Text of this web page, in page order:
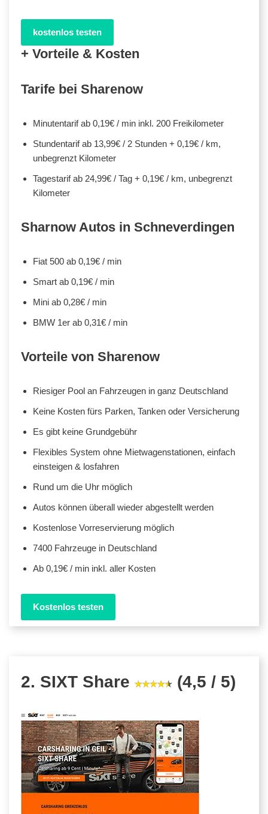
kostenlos testen
+ Vorteile & Kosten
Tarife bei Sharenow
Minutentarif ab 0,19€ / min inkl. 200 Freikilometer
Stundentarif ab 13,99€ / 2 Stunden + 0,19€ / km,
unbegrenzt Kilometer
Tagestarif ab 24,99€ / Tag + 0,19€ / km, unbegrenzt
Kilometer
Sharnow Autos in Schneverdingen
Fiat 500 ab 0,19€ / min
Smart ab 0,19€ / min
Mini ab 0,28€ / min
BMW 1er ab 0,31€ / min
Vorteile von Sharenow
Riesiger Pool an Fahrzeugen in ganz Deutschland
Keine Kosten fürs Parken, Tanken oder Versicherung
Es gibt keine Grundgebühr
Flexibles System ohne Mietwagenstationen, einfach
einsteigen & losfahren
Rund um die Uhr möglich
Autos können überall wieder abgestellt werden
Kostenlose Vorreservierung möglich
7400 Fahrzeuge in Deutschland
Ab 0,19€ / min inkl. aller Kosten
Kostenlos testen
2. SIXT Share (4,5 / 5)